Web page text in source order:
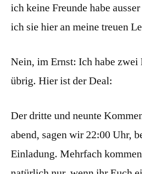
ich keine Freunde habe
ich sie hier an meine treuen
Nein, im Ernst: Ich habe zwei
übrig. Hier ist der Deal:
Der dritte und neunte
abend, sagen wir 22:00 Uhr,
Einladung. Mehrfach